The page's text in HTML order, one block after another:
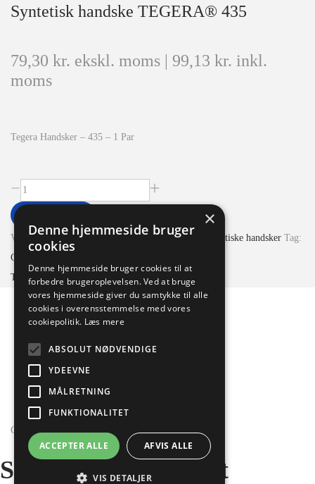
Syntetisk handske TEGERA® 435
79,30 kr. ekskl. moms | 99,13 kr. inkl.
moms
Tegera Handsker – 435 – 1 Par
Varenummer (SKU): 7340118443775 Kategori: Syntetiske handsker Tag:
Cat.II
Tegera Handsker
Beskrivelse
Yderligere information
Brand
Reviews
Copyright © 2026
Select a Pickup Point
×
Denne hjemmeside bruger
cookies
Denne hjemmeside bruger cookies til at
forbedre brugeroplevelsen. Ved at bruge
vores hjemmeside giver du samtykke til alle
cookies i overensstemmelse med vores
cookiepolitik. Læs mere
ABSOLUT NØDVENDIGE
YDEEVNE
MÅLRETNING
FUNKTIONALITET
ACCEPTER ALLE AFVIS ALLE
VIS DETALJER